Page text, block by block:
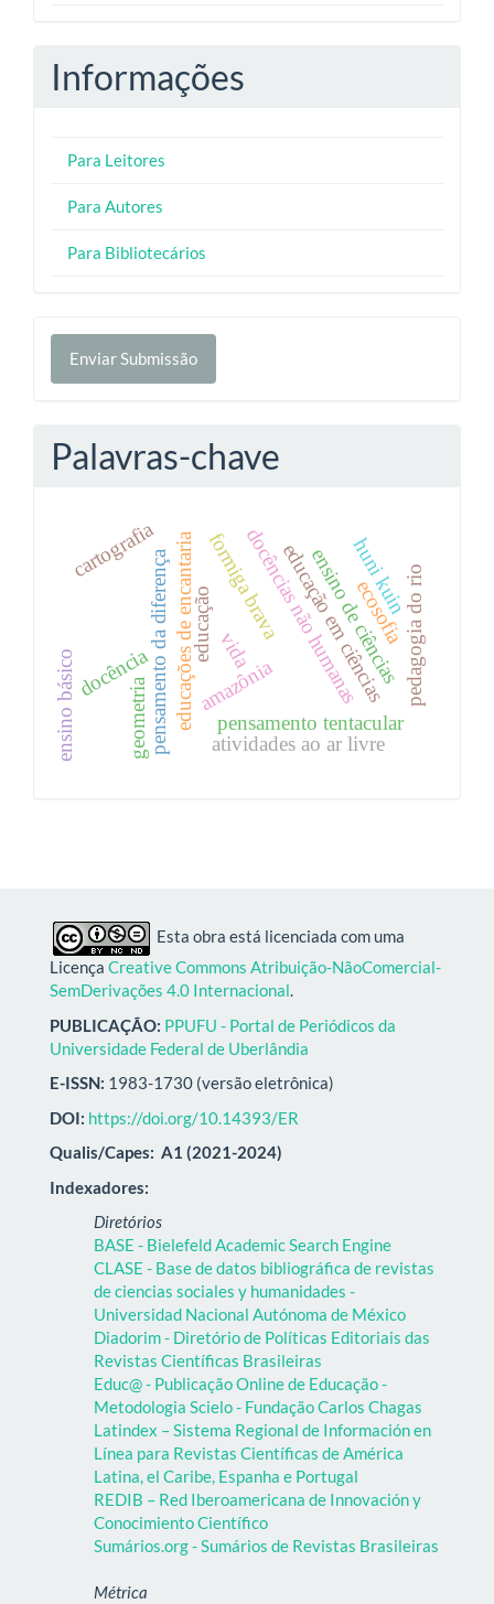
Informações
Para Leitores
Para Autores
Para Bibliotecários
Enviar
Submissão
Enviar Submissão
Palavras-chave
formiga brava
amazônia
educações de encantaria docências não humanas
educação
pensamento tentacular
pensamento da diferença
docência vida educação em ciências
ensino de ciênciaspedagogia do rio
ecosofia
cartografia huni kuin
atividades ao ar livre
ensino básico geometria
Esta obra está licenciada com uma
Licença Creative Commons Atribuição-NãoComercial-
SemDerivações 4.0 Internacional.
PUBLICAÇÃO: PPUFU - Portal de Periódicos da
Universidade Federal de Uberlândia
E-ISSN: 1983-1730 (versão eletrônica)
DOI: https://doi.org/10.14393/ER
Qualis/Capes: A1 (2021-2024)
Indexadores:
Diretórios
BASE - Bielefeld Academic Search Engine
CLASE - Base de datos bibliográfica de revistas
de ciencias sociales y humanidades -
Universidad Nacional Autónoma de México
Diadorim - Diretório de Políticas Editoriais das
Revistas Científicas Brasileiras
Educ@ - Publicação Online de Educação -
Metodologia Scielo - Fundação Carlos Chagas
Latindex – Sistema Regional de Información en
Línea para Revistas Científicas de América
Latina, el Caribe, Espanha e Portugal
REDIB – Red Iberoamericana de Innovación y
Conocimiento Científico
Sumários.org - Sumários de Revistas Brasileiras
Métrica